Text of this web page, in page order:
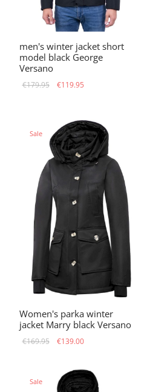
men's winter jacket short
model black George
Versano
€179.95
Original
€179.95.
€119.95
Sale
Women's parka winter
jacket Marry black Versano
€169.95
Original
was:
€169.95.
€139.00
€139.00.
Sale